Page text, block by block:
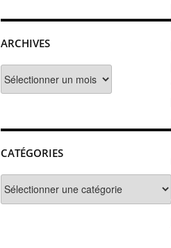
ARCHIVES
CATÉGORIES